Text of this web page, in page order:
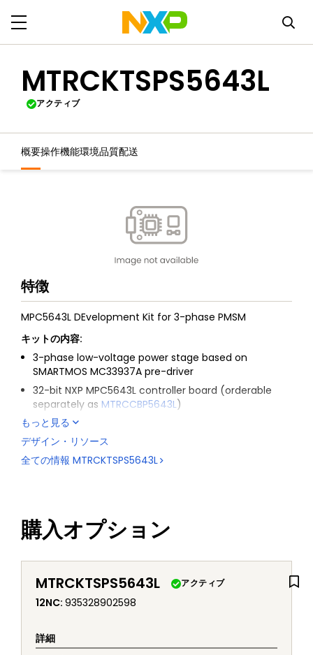
MTRCKTSPS5643L
アクティブ
概要操作機能環境品質配送
特徴
MPC5643L DEvelopment Kit for 3-phase PMSM
キットの内容:
3-phase low-voltage power stage based on
SMARTMOS MC33937A pre-driver
32-bit NXP MPC5643L controller board (orderable
separately as MTRCCBP5643L)
AC/DC 24 V Universal Power Supply Kit
3-phase PMSM low-voltage motor
USB 2.0 A-A type cable, ribbon cables for power
もっと見る
デザイン・リソース
全ての情報 MTRCKTSPS5643L
購入オプション
MTRCKTSPS5643L アクティブ
12NC: 935328902598
詳細